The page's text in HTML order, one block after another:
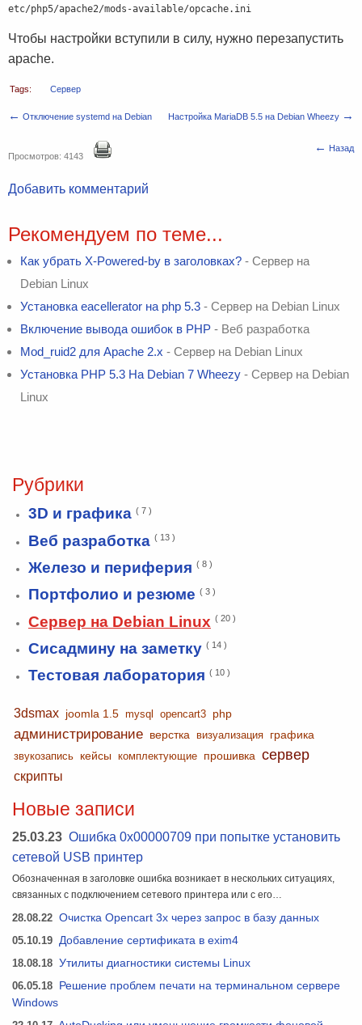
etc/php5/apache2/mods-available/opcache.ini
Чтобы настройки вступили в силу, нужно перезапустить
apache.
Tags: Сервер
← Отключение systemd на Debian Настройка MariaDB 5.5 на Debian Wheezy →
Просмотров: 4143
← Назад
Добавить комментарий
Рекомендуем по теме...
Как убрать X-Powered-by в заголовках? - Сервер на
Debian Linux
Установка eacellerator на php 5.3 - Сервер на Debian Linux
Включение вывода ошибок в PHP - Веб разработка
Mod_ruid2 для Apache 2.x - Сервер на Debian Linux
Установка PHP 5.3 На Debian 7 Wheezy - Сервер на Debian
Linux
Рубрики
3D и графика ( 7 )
Веб разработка ( 13 )
Железо и периферия ( 8 )
Портфолио и резюме ( 3 )
Сервер на Debian Linux ( 20 )
Сисадмину на заметку ( 14 )
Тестовая лаборатория ( 10 )
3dsmax joomla 1.5 mysql opencart3 php
администрирование верстка визуализация графика
звукозапись кейсы комплектующие прошивка сервер
скрипты
Новые записи
25.03.23 Ошибка 0x00000709 при попытке установить
сетевой USB принтер
Обозначенная в заголовке ошибка возникает в нескольких ситуациях,
связанных с подключением сетевого принтера или с его…
28.08.22 Очистка Opencart 3x через запрос в базу данных
05.10.19 Добавление сертификата в exim4
18.08.18 Утилиты диагностики системы Linux
06.05.18 Решение проблем печати на терминальном сервере
Windows